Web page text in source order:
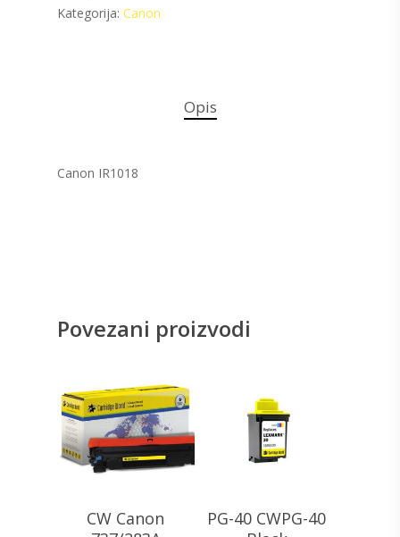
Kategorija: Canon
Opis
Canon IR1018
Povezani proizvodi
Dodaj U Korpu
CW Canon
Dodaj U Korpu
PG-40 CWPG-40